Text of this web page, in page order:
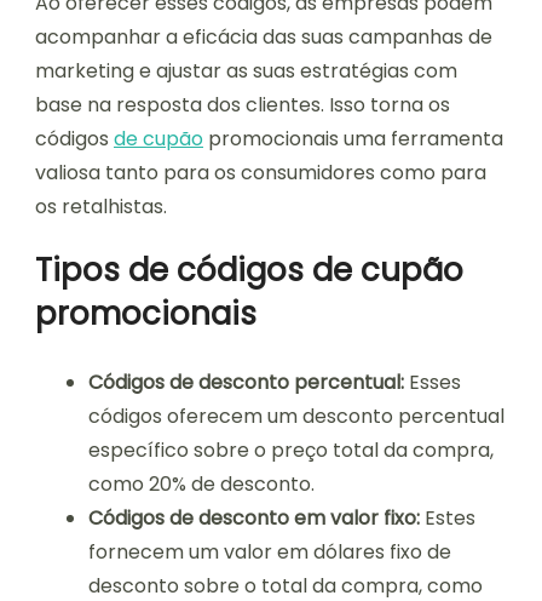
acompanhar a eficácia das suas campanhas de
marketing e ajustar as suas estratégias com
base na resposta dos clientes. Isso torna os
códigos de cupão promocionais uma ferramenta
valiosa tanto para os consumidores como para
os retalhistas.
Tipos de códigos de cupão
promocionais
Códigos de desconto percentual: Esses
códigos oferecem um desconto percentual
específico sobre o preço total da compra,
como 20% de desconto.
Códigos de desconto em valor fixo: Estes
fornecem um valor em dólares fixo de
desconto sobre o total da compra, como